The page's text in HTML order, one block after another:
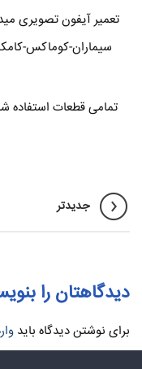
تعمیر آیفون تصویری
سیماران-کوماکس-
تمامی قطعات استفاده
جدیدتر
دیدگاهتان را
برای نوشتن دیدگاه باید